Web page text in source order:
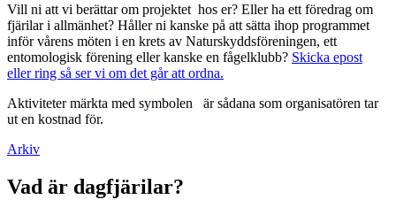
Vill ni att vi berättar om projektet hos er? Eller ha ett föredrag om
fjärilar i allmänhet? Håller ni kanske på att sätta ihop programmet
inför vårens möten i en krets av Naturskyddsföreningen, ett
entomologisk förening eller kanske en fågelklubb? Skicka epost
eller ring så ser vi om det går att ordna.
Aktiviteter märkta med symbolen
är sådana som organisatören tar
ut en kostnad för.
Arkiv
Vad är dagfjärilar?